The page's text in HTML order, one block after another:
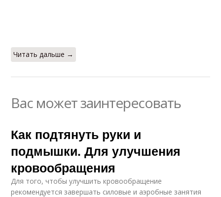
Читать дальше →
Вас может заинтересовать
Как подтянуть руки и
подмышки. Для улучшения
кровообращения
Для того, чтобы улучшить кровообращение
рекомендуется завершать силовые и аэробные занятия